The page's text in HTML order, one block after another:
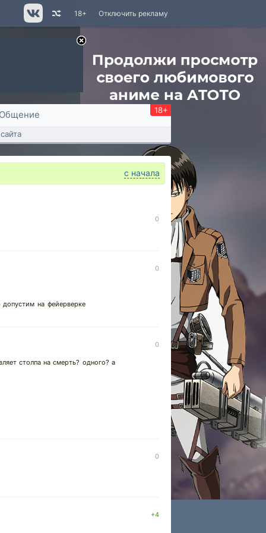
Отключить рекламу
18+
Общение 18+
с начала
0
0
на фейерверке
0
столпа на смерть? одного? а
0
+4